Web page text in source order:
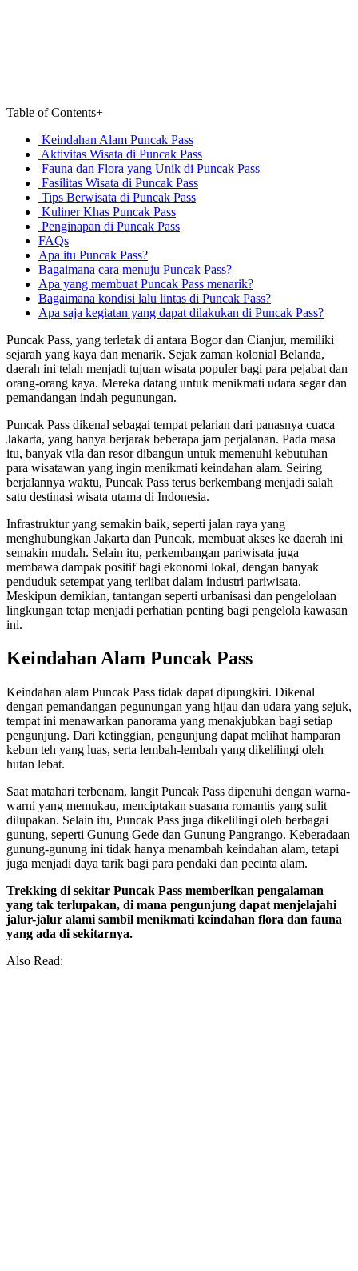
Table of Contents+
Keindahan Alam Puncak Pass
Aktivitas Wisata di Puncak Pass
Fauna dan Flora yang Unik di Puncak Pass
Fasilitas Wisata di Puncak Pass
Tips Berwisata di Puncak Pass
Kuliner Khas Puncak Pass
Penginapan di Puncak Pass
FAQs
Apa itu Puncak Pass?
Bagaimana cara menuju Puncak Pass?
Apa yang membuat Puncak Pass menarik?
Bagaimana kondisi lalu lintas di Puncak Pass?
Apa saja kegiatan yang dapat dilakukan di Puncak Pass?
Puncak Pass, yang terletak di antara Bogor dan Cianjur, memiliki
sejarah yang kaya dan menarik. Sejak zaman kolonial Belanda,
daerah ini telah menjadi tujuan wisata populer bagi para pejabat dan
orang-orang kaya. Mereka datang untuk menikmati udara segar dan
pemandangan indah pegunungan.
Puncak Pass dikenal sebagai tempat pelarian dari panasnya cuaca
Jakarta, yang hanya berjarak beberapa jam perjalanan. Pada masa
itu, banyak vila dan resor dibangun untuk memenuhi kebutuhan
para wisatawan yang ingin menikmati keindahan alam. Seiring
berjalannya waktu, Puncak Pass terus berkembang menjadi salah
satu destinasi wisata utama di Indonesia.
Infrastruktur yang semakin baik, seperti jalan raya yang
menghubungkan Jakarta dan Puncak, membuat akses ke daerah ini
semakin mudah. Selain itu, perkembangan pariwisata juga
membawa dampak positif bagi ekonomi lokal, dengan banyak
penduduk setempat yang terlibat dalam industri pariwisata.
Meskipun demikian, tantangan seperti urbanisasi dan pengelolaan
lingkungan tetap menjadi perhatian penting bagi pengelola kawasan
ini.
Keindahan Alam Puncak Pass
Keindahan alam Puncak Pass tidak dapat dipungkiri. Dikenal
dengan pemandangan pegunungan yang hijau dan udara yang sejuk,
tempat ini menawarkan panorama yang menakjubkan bagi setiap
pengunjung. Dari ketinggian, pengunjung dapat melihat hamparan
kebun teh yang luas, serta lembah-lembah yang dikelilingi oleh
hutan lebat.
Saat matahari terbenam, langit Puncak Pass dipenuhi dengan warna-
warni yang memukau, menciptakan suasana romantis yang sulit
dilupakan. Selain itu, Puncak Pass juga dikelilingi oleh berbagai
gunung, seperti Gunung Gede dan Gunung Pangrango. Keberadaan
gunung-gunung ini tidak hanya menambah keindahan alam, tetapi
juga menjadi daya tarik bagi para pendaki dan pecinta alam.
Trekking di sekitar Puncak Pass memberikan pengalaman
yang tak terlupakan, di mana pengunjung dapat menjelajahi
jalur-jalur alami sambil menikmati keindahan flora dan fauna
yang ada di sekitarnya.
Also Read: